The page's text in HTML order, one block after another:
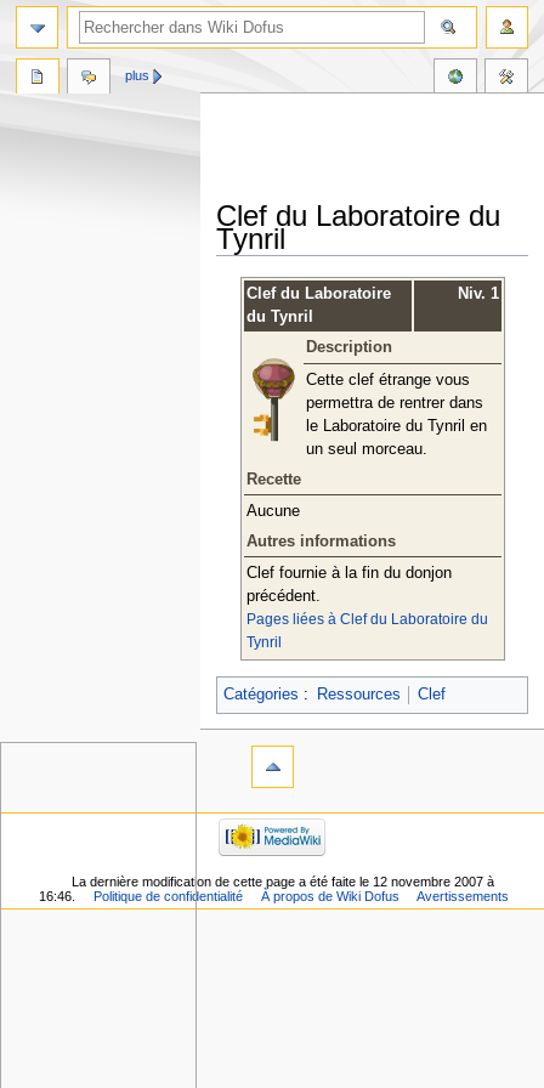
Clef du Laboratoire du
Tynril
navigation
recherche
Clef du Laboratoire
du Tynril
Niv. 1
Description
Cette clef étrange vous
permettra de rentrer dans
le Laboratoire du Tynril en
un seul morceau.
Recette
Aucune
Autres informations
Clef fournie à la fin du donjon
précédent.
Pages liées à Clef du Laboratoire du
Tynril
Catégories : Ressources Clef
plus
La dernière modification de cette page a été faite le 12 novembre 2007 à
16:46.
Politique de confidentialité À propos de Wiki Dofus Avertissements